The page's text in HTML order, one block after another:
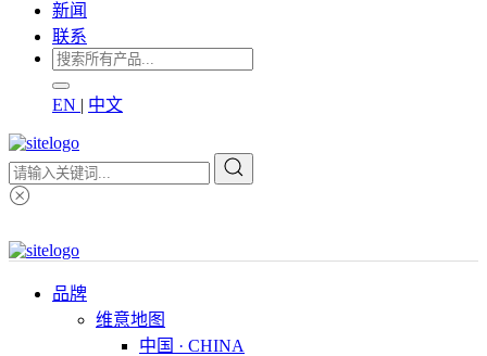
新闻
联系
EN | 中文
品牌
维意地图
中国 · CHINA